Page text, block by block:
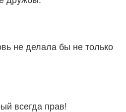
не делала бы не только
всегда прав!